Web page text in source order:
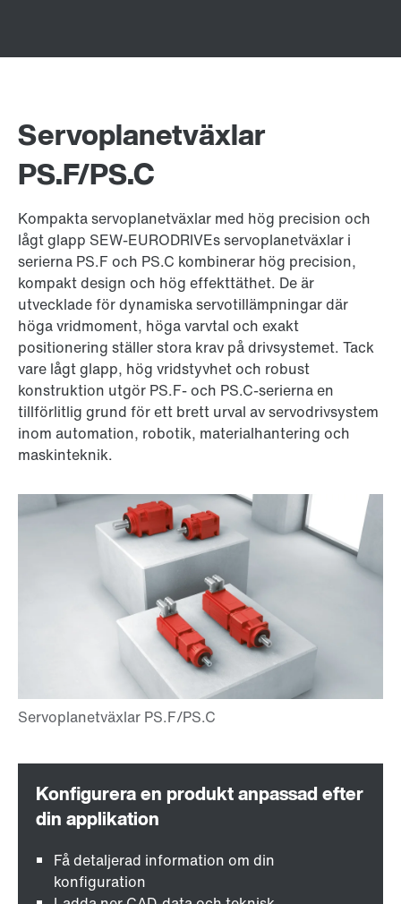
Servoplanetväxlar
PS.F/PS.C
Kompakta servoplanetväxlar med hög precision och
lågt glapp SEW-EURODRIVEs servoplanetväxlar i
serierna PS.F och PS.C kombinerar hög precision,
kompakt design och hög effekttäthet. De är
utvecklade för dynamiska servotillämpningar där
höga vridmoment, höga varvtal och exakt
positionering ställer stora krav på drivsystemet. Tack
vare lågt glapp, hög vridstyvhet och robust
konstruktion utgör PS.F- och PS.C-serierna en
tillförlitlig grund för ett brett urval av servodrivsystem
inom automation, robotik, materialhantering och
maskinteknik.
Få detaljerad information om din
konfiguration